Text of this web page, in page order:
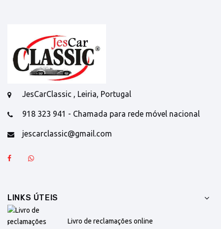
JesCarClassic , Leiria, Portugal
918 323 941 - Chamada para rede móvel nacional
jescarclassic@gmail.com
LINKS ÚTEIS
Livro de reclamações online